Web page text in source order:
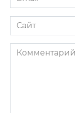
*
Сайт
Комментарий